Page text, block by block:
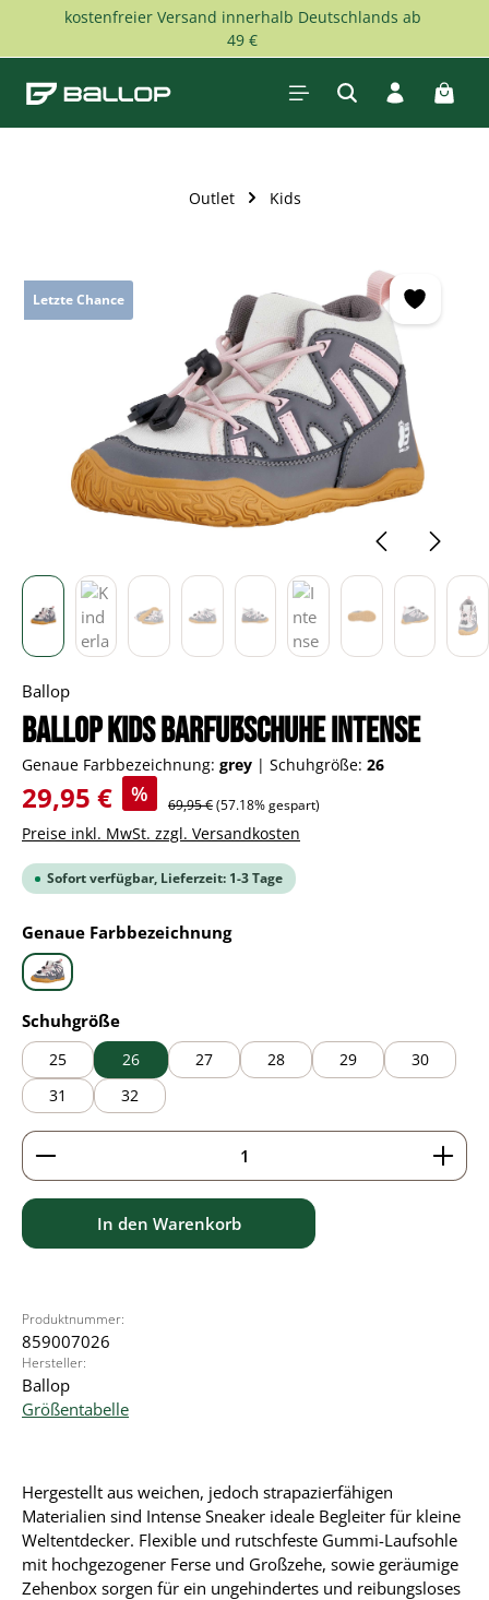
Zum Hauptinhalt springen
kostenfreier Versand innerhalb Deutschlands ab
49 €
Outlet Kids
Letzte Chance
Ballop
BALLOP Kids Barfußschuhe Intense
Genaue Farbbezeichnung: grey | Schuhgröße: 26
Verkaufspreis:
29,95 € % Regulärer Preis:
69,95 €(57.18% gespart)
Preise inkl. MwSt. zzgl. Versandkosten
Sofort verfügbar, Lieferzeit: 1-3 Tage
Genaue Farbbezeichnungauswählen
grey
Schuhgrößeauswählen
25 26 27 28 29
30
31
32
Produkt Anzahl: Gib den gewünschten Wert ein
In den Warenkorb
Produktnummer:
859007026
Hersteller:
Ballop
Größentabelle
Hergestellt aus weichen, jedoch strapazierfähigen
Materialien sind Intense Sneaker ideale Begleiter für kleine
Weltentdecker. Flexible und rutschfeste Gummi-Laufsohle
mit hochgezogener Ferse und Großzehe, sowie geräumige
Zehenbox sorgen für ein ungehindertes und reibungsloses